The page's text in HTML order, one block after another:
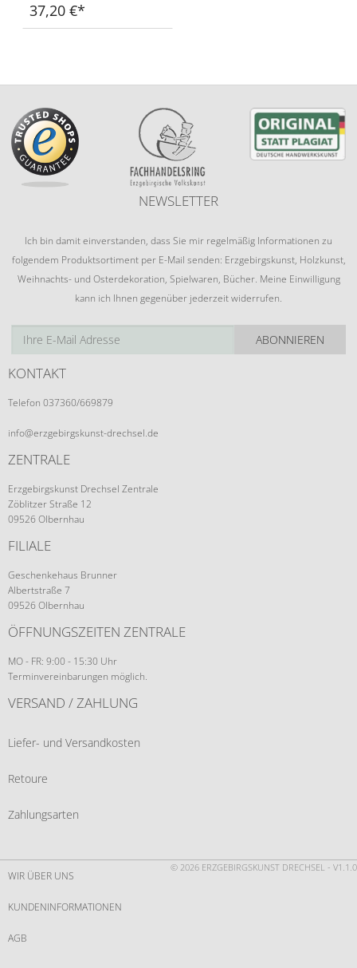
37,20 €
NEWSLETTER
Ich bin damit einverstanden, dass Sie mir regelmäßig Informationen zu
folgendem Produktsortiment per E-Mail senden: Erzgebirgskunst, Holzkunst,
Weihnachts- und Osterdekoration, Spielwaren, Bücher. Meine Einwilligung
kann ich Ihnen gegenüber jederzeit widerrufen.
ABONNIEREN
KONTAKT
Telefon 037360/669879
info@erzgebirgskunst-drechsel.de
ZENTRALE
Erzgebirgskunst Drechsel Zentrale
Zöblitzer Straße 12
09526 Olbernhau
FILIALE
Geschenkehaus Brunner
Albertstraße 7
09526 Olbernhau
ÖFFNUNGSZEITEN ZENTRALE
MO - FR: 9:00 - 15:30 Uhr
Terminvereinbarungen möglich.
VERSAND / ZAHLUNG
Liefer- und Versandkosten
Retoure
Zahlungsarten
© 2026 ERZGEBIRGSKUNST DRECHSEL - V1.1.0
WIR ÜBER UNS
KUNDENINFORMATIONEN
AGB